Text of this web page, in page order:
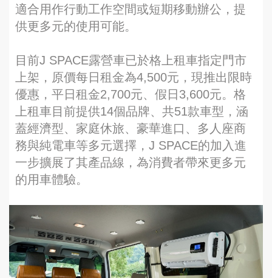
適合用作行動工作空間或短期移動辦公，提
供更多元的使用可能。
目前J SPACE露營車已於格上租車指定門市
上架，原價每日租金為4,500元，現推出限時
優惠，平日租金2,700元、假日3,600元。格
上租車目前提供14個品牌、共51款車型，涵
蓋經濟型、家庭休旅、豪華進口、多人座商
務與純電車等多元選擇，J SPACE的加入進
一步擴展了其產品線，為消費者帶來更多元
的用車體驗。